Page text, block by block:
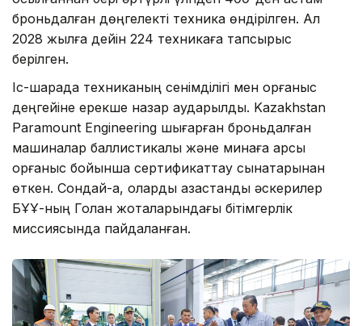
броньдалған дөңгелекті техника өндірілген. Ал
2028 жылға дейін 224 техникаға тапсырыс
берілген.
Іс-шарада техниканың сенімділігі мен қорғаныс
деңгейіне ерекше назар аударылды. Kazakhstan
Paramount Engineering шығарған броньдалған
машиналар баллистикалық және минаға қарсы
қорғаныс бойынша сертификаттау сынақтарынан
өткен. Сондай-ақ, оларды қазақстандық әскерилер
БҰҰ-ның Голан жоталарындағы бітімгерлік
миссиясында пайдаланған.